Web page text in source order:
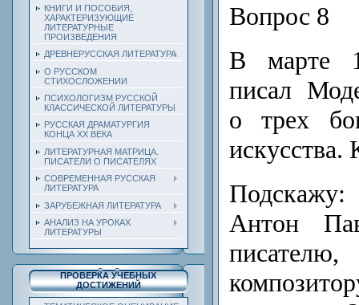
КНИГИ И ПОСОБИЯ,
ХАРАКТЕРИЗУЮЩИЕ
ЛИТЕРАТУРНЫЕ
ПРОИЗВЕДЕНИЯ
ДРЕВНЕРУССКАЯ ЛИТЕРАТУРА
О РУССКОМ
СТИХОСЛОЖЕНИИ
ПСИХОЛОГИЗМ РУССКОЙ
КЛАССИЧЕСКОЙ ЛИТЕРАТУРЫ
РУССКАЯ ДРАМАТУРГИЯ
КОНЦА ХХ ВЕКА
ЛИТЕРАТУРНАЯ МАТРИЦА.
ПИСАТЕЛИ О ПИСАТЕЛЯХ
СОВРЕМЕННАЯ РУССКАЯ
ЛИТЕРАТУРА
ЗАРУБЕЖНАЯ ЛИТЕРАТУРА
АНАЛИЗ НА УРОКАХ
ЛИТЕРАТУРЫ
ПРОВЕРКА УЧЕБНЫХ
ДОСТИЖЕНИЙ
Вопрос 8
В марте
писал
о трех
искусства.
Антон